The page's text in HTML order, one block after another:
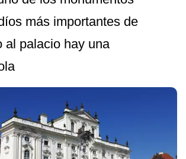
más importantes de
al palacio hay una